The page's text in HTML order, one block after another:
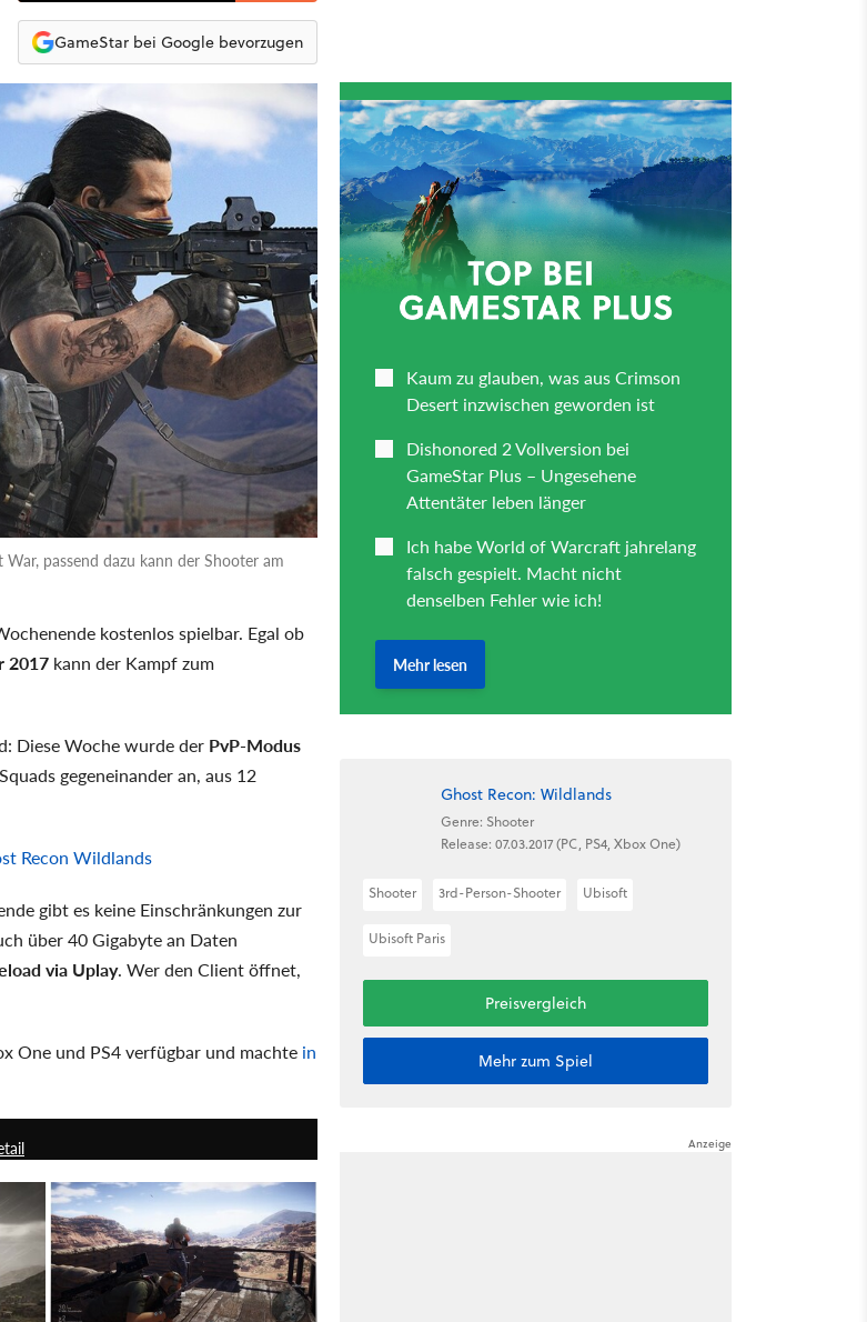
GameStar bei Google bevorzugen
passend dazu kann der Shooter am
kostenlos spielbar. Egal ob
2017 kann der Kampf zum
Diese Woche wurde der PvP-Modus
gegeneinander an, aus 12
Recon Wildlands
gibt es keine Einschränkungen zur
über 40 Gigabyte an Daten
via Uplay. Wer den Client öffnet,
One und PS4 verfügbar und machte in
Ghost Recon: Wildlands
Genre: Shooter
Release: 07.03.2017 (PC, PS4, Xbox One)
Shooter 3rd-Person-Shooter Ubisoft
Ubisoft Paris
Preisvergleich
Mehr zum Spiel